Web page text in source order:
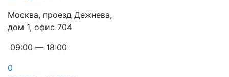
Москва, проезд Дежнева,
дом 1, офис 704
09:00 — 18:00
0